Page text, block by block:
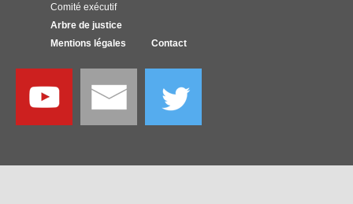
Comité exécutif
Arbre de justice
Mentions légales
Contact